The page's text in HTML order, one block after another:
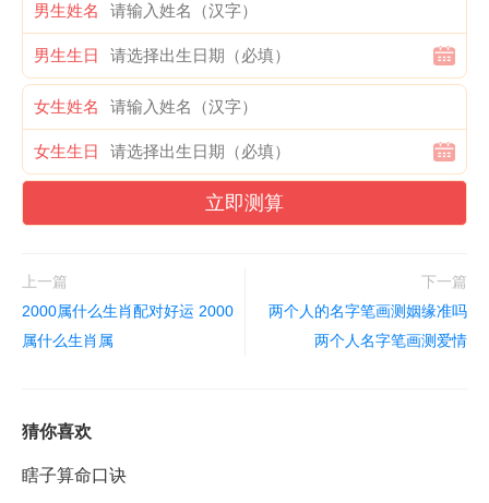
男生姓名
男生生日
女生姓名
女生生日
立即测算
上一篇
2000属什么生肖配对好运 2000
属什么生肖属
下一篇
两个人的名字笔画测姻缘准吗
两个人名字笔画测爱情
猜你喜欢
瞎子算命口诀